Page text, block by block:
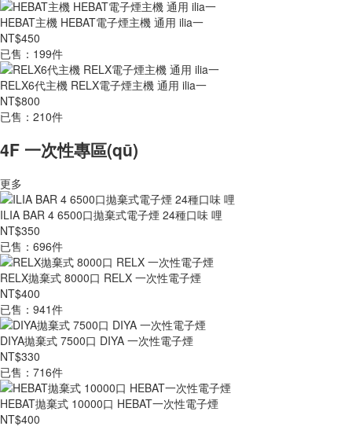
HEBAT主機 HEBAT電子煙主機 通用 ilia一
NT$450
已售：199件
RELX6代主機 RELX電子煙主機 通用 ilia一
NT$800
已售：210件
4F 一次性專區(qū)
更多
ILIA BAR 4 6500口拋棄式電子煙 24種口味 哩
NT$350
已售：696件
RELX拋棄式 8000口 RELX 一次性電子煙
NT$400
已售：941件
DIYA拋棄式 7500口 DIYA 一次性電子煙
NT$330
已售：716件
HEBAT拋棄式 10000口 HEBAT一次性電子煙
NT$400